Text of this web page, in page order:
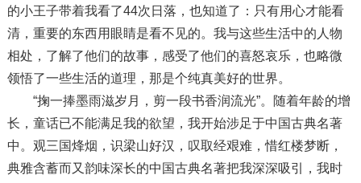
的小王子带着我看了44次日落，也知道了：只有用心才能看
清，重要的东西用眼睛是看不见的。我与这些生活中的人物
相处，了解了他们的故事，感受了他们的喜怒哀乐，也略微
领悟了一些生活的道理，那是个纯真美好的世界。
“掬一捧墨雨滋岁月，剪一段书香润流光”。随着年龄的增
长，童话已不能满足我的欲望，我开始涉足于中国古典名著
中。观三国烽烟，识梁山好汉，叹取经艰难，惜红楼梦断，
典雅含蓄而又韵味深长的中国古典名著把我深深吸引，我时